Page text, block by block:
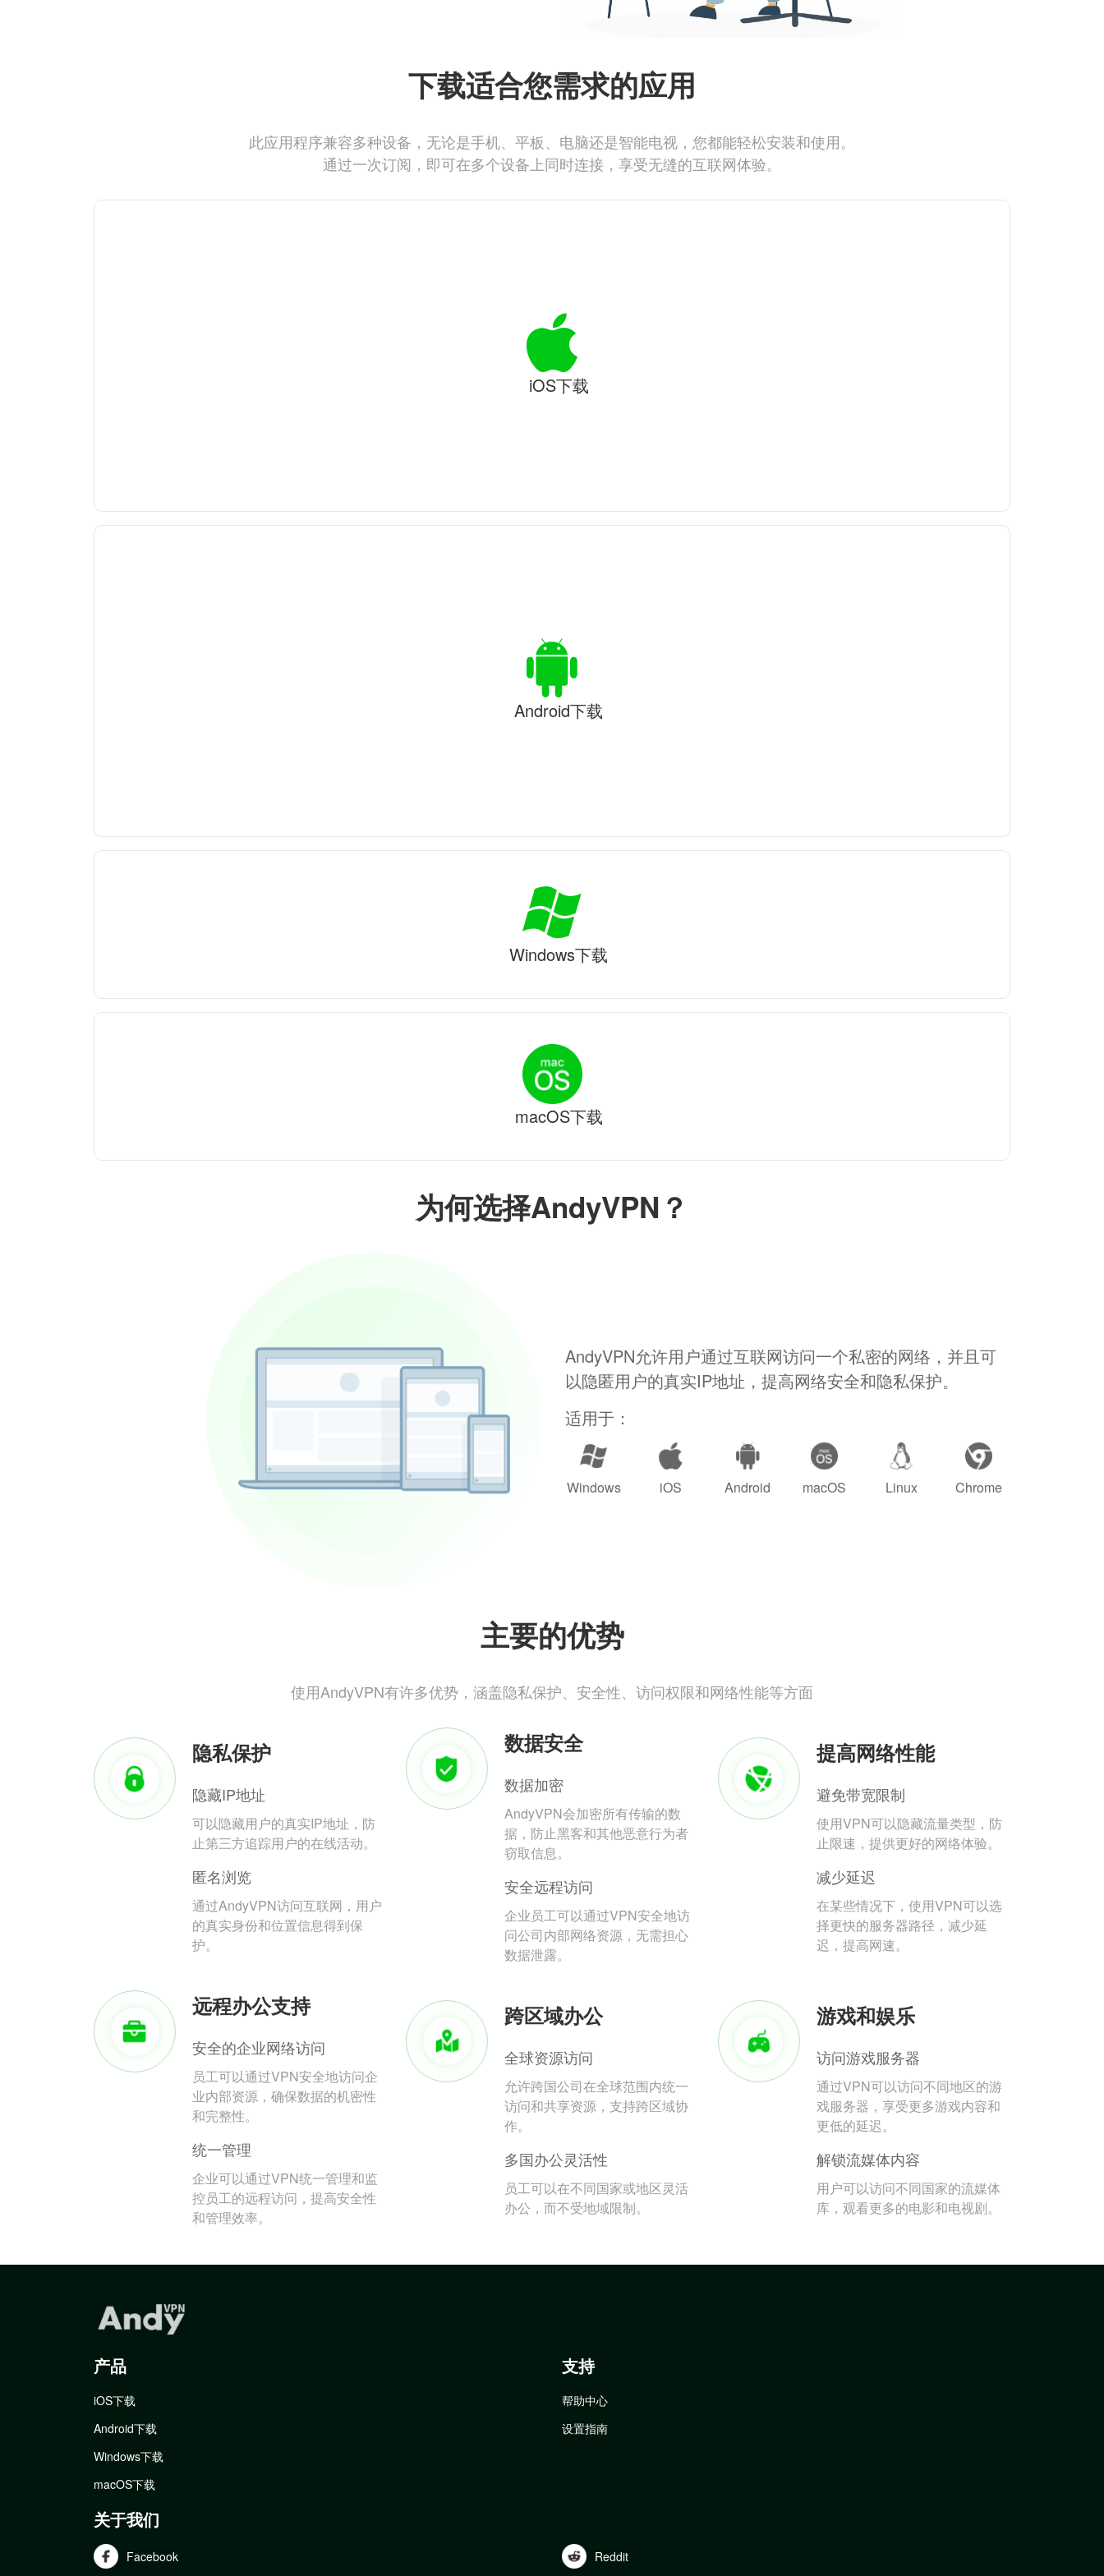
为何选择AndyVPN？
AndyVPN允许用户通过互联网访问一个私密的网络，并且可
以隐匿用户的真实IP地址，提高网络安全和隐私保护。
适用于：
Windows iOS Android macOS Linux Chrome
主要的优势
使用AndyVPN有许多优势，涵盖隐私保护、安全性、访问权限和网络性能等方面
隐私保护
隐藏IP地址
可以隐藏用户的真实IP地址，防
止第三方追踪用户的在线活动。
匿名浏览
通过AndyVPN访问互联网，用户
的真实身份和位置信息得到保
护。
数据安全
数据加密
AndyVPN会加密所有传输的数
据，防止黑客和其他恶意行为者
窃取信息。
安全远程访问
企业员工可以通过VPN安全地访
问公司内部网络资源，无需担心
数据泄露。
提高网络性能
避免带宽限制
使用VPN可以隐藏流量类型，防
止限速，提供更好的网络体验。
减少延迟
在某些情况下，使用VPN可以选
择更快的服务器路径，减少延
迟，提高网速。
远程办公支持
安全的企业网络访问
员工可以通过VPN安全地访问企
业内部资源，确保数据的机密性
和完整性。
统一管理
企业可以通过VPN统一管理和监
控员工的远程访问，提高安全性
和管理效率。
跨区域办公
全球资源访问
允许跨国公司在全球范围内统一
访问和共享资源，支持跨区域协
作。
多国办公灵活性
员工可以在不同国家或地区灵活
办公，而不受地域限制。
游戏和娱乐
访问游戏服务器
通过VPN可以访问不同地区的游
戏服务器，享受更多游戏内容和
更低的延迟。
解锁流媒体内容
用户可以访问不同国家的流媒体
库，观看更多的电影和电视剧。
下载适合您需求的应用
此应用程序兼容多种设备，无论是手机、平板、电脑还是智能电视，您都能轻松安装和使用。
通过一次订阅，即可在多个设备上同时连接，享受无缝的互联网体验。
iOS下载
Android下载
Windows下载
macOS下载
产品
iOS下载
Android下载
Windows下载
macOS下载
支持
帮助中心
设置指南
关于我们
Facebook Reddit